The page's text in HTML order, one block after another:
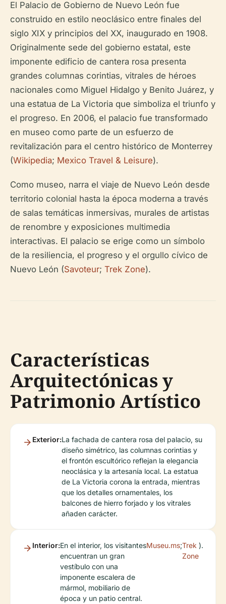
El Palacio de Gobierno de Nuevo León fue
construido en estilo neoclásico entre finales del
siglo XIX y principios del XX, inaugurado en 1908.
Originalmente sede del gobierno estatal, este
imponente edificio de cantera rosa presenta
grandes columnas corintias, vitrales de héroes
nacionales como Miguel Hidalgo y Benito Juárez, y
una estatua de La Victoria que simboliza el triunfo y
el progreso. En 2006, el palacio fue transformado
en museo como parte de un esfuerzo de
revitalización para el centro histórico de Monterrey
(Wikipedia; Mexico Travel & Leisure).
Como museo, narra el viaje de Nuevo León desde
territorio colonial hasta la época moderna a través
de salas temáticas inmersivas, murales de artistas
de renombre y exposiciones multimedia
interactivas. El palacio se erige como un símbolo
de la resiliencia, el progreso y el orgullo cívico de
Nuevo León (Savoteur; Trek Zone).
Características
Arquitectónicas y
Patrimonio Artístico
Exterior:La fachada de cantera rosa del palacio, su
diseño simétrico, las columnas corintias y
el frontón escultórico reflejan la elegancia
neoclásica y la artesanía local. La estatua
de La Victoria corona la entrada, mientras
que los detalles ornamentales, los
balcones de hierro forjado y los vitrales
añaden carácter.
Interior:En el interior, los visitantes
encuentran un gran
vestíbulo con una
imponente escalera de
mármol, mobiliario de
época y un patio central.
Museu.ms;Trek
Zone
).